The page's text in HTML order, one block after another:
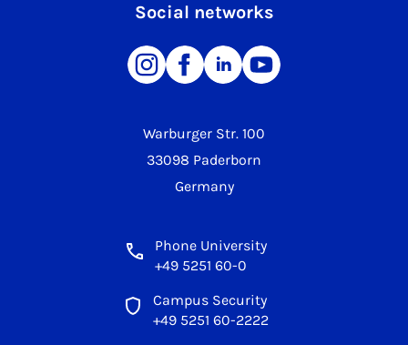
Warburger Str. 100
33098 Paderborn
Germany
Phone University
+49 5251 60-0
Campus Security
+49 5251 60-2222
Social networks